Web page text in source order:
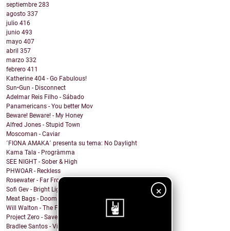
×
septiembre 283
agosto 337
julio 416
junio 493
mayo 407
abril 357
marzo 332
febrero 411
Katherine 404 - Go Fabulous!
Sun•Gun - Disconnect
Adelmar Reis Filho - Sábado
Panamericans - You better Mov
Beware! Beware! - My Honey
Alfred Jones - Stupid Town
Moscoman - Caviar
´FIONA AMAKA´ presenta su tema: No Daylight
Kama Tala - Progràmma
SEE NIGHT - Sober & High
PHWOAR - Reckless
Rosewater - Far From Home
Sofi Gev - Bright Light Shining
Meat Bags - Doom
Will Walton - The Fine Line
Project Zero - Save the Date
Bradlee Santos - Violent Kiss